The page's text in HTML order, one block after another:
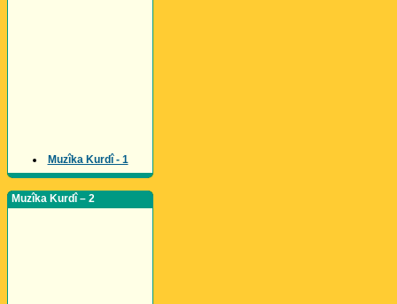
Muzîka Kurdî - 1
Muzîka Kurdî – 2